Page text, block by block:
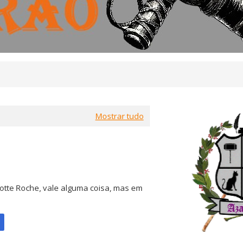
Mostrar tudo
Roche, vale alguma coisa, mas em